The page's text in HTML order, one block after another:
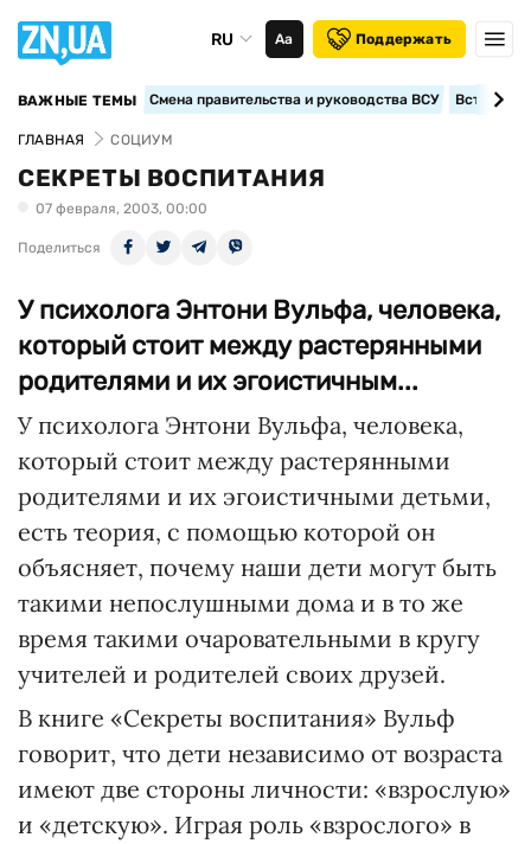
RU Аа Поддержать
ВАЖНЫЕ ТЕМЫ Смена правительства и руководства ВСУ
ГЛАВНАЯ СОЦИУМ
СЕКРЕТЫ ВОСПИТАНИЯ
07 февраля, 2003, 00:00
Поделиться
У психолога Энтони Вульфа, человека,
который стоит между растерянными
родителями и их эгоистичным...
У психолога Энтони Вульфа, человека,
который стоит между растерянными
родителями и их эгоистичными детьми,
есть теория, с помощью которой он
объясняет, почему наши дети могут быть
такими непослушными дома и в то же
время такими очаровательными в кругу
учителей и родителей своих друзей.
В книге «Секреты воспитания» Вульф
говорит, что дети независимо от возраста
имеют две стороны личности: «взрослую»
и «детскую». Играя роль «взрослого» в